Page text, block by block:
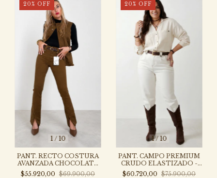
1 / 10
20% OFF
PANT. RECTO COSTURA
AVANZADA CHOCOLATE
ELASTIZADO - P308CH-PI
$55.920,00 $69.900,00
1/10
20% OFF
PANT. CAMPO PREMIUM
CRUDO ELASTIZADO -
P301C - SL
$60.720,00 $75.900,00